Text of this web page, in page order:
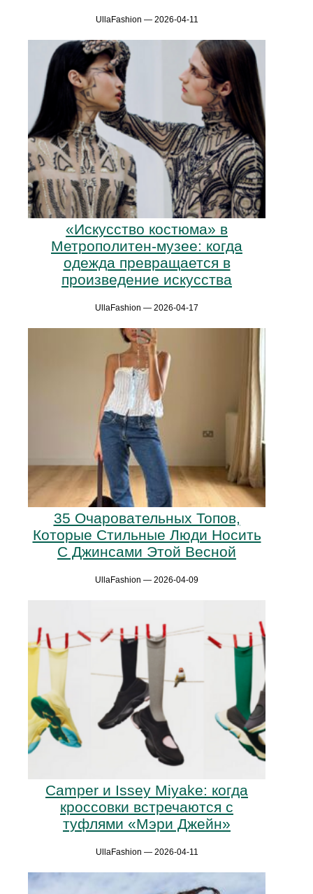
UllaFashion — 2026-04-11
«Искусство костюма» в
Метрополитен-музее: когда
одежда превращается в
произведение искусства
UllaFashion — 2026-04-17
35 Очаровательных Топов,
Которые Стильные Люди Носить
С Джинсами Этой Весной
UllaFashion — 2026-04-09
Camper и Issey Miyake: когда
кроссовки встречаются с
туфлями «Мэри Джейн»
UllaFashion — 2026-04-11